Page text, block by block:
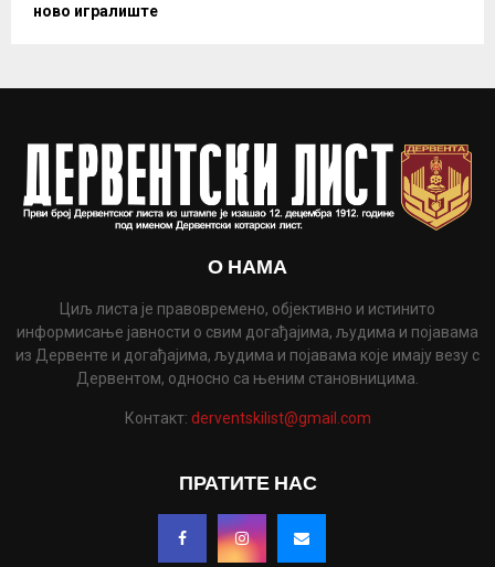
ново игралиште
О НАМА
Циљ листа је правовремено, објективно и истинито
информисање јавности о свим догађајима, људима и појавама
из Дервенте и догађајима, људима и појавама које имају везу с
Дервентом, односно са њеним становницима.
Контакт: derventskilist@gmail.com
ПРАТИТЕ НАС